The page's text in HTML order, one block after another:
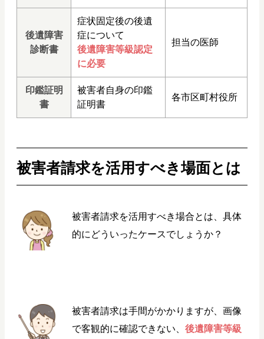
後遺障害
診断書
症状固定後の後遺
症について
後遺障害等級認定
に必要
担当の医師
印鑑証明
書
被害者自身の印鑑
証明書
各市区町村役所
被害者請求を活用すべき場面とは
被害者請求を活用すべき場合とは、具体
的にどういったケースでしょうか？
被害者請求は手間がかかりますが、画像
で客観的に確認できない、後遺障害等級